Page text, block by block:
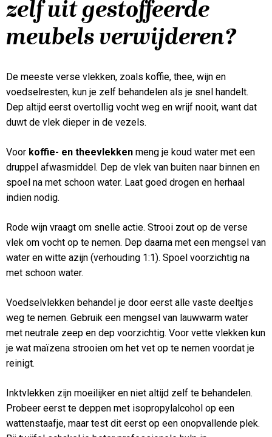
zelf uit gestoffeerde
meubels verwijderen?
De meeste verse vlekken, zoals koffie, thee, wijn en
voedselresten, kun je zelf behandelen als je snel handelt.
Dep altijd eerst overtollig vocht weg en wrijf nooit, want dat
duwt de vlek dieper in de vezels.
Voor koffie- en theevlekken meng je koud water met een
druppel afwasmiddel. Dep de vlek van buiten naar binnen en
spoel na met schoon water. Laat goed drogen en herhaal
indien nodig.
Rode wijn vraagt om snelle actie. Strooi zout op de verse
vlek om vocht op te nemen. Dep daarna met een mengsel van
water en witte azijn (verhouding 1:1). Spoel voorzichtig na
met schoon water.
Voedselvlekken behandel je door eerst alle vaste deeltjes
weg te nemen. Gebruik een mengsel van lauwwarm water
met neutrale zeep en dep voorzichtig. Voor vette vlekken kun
je wat maïzena strooien om het vet op te nemen voordat je
reinigt.
Inktvlekken zijn moeilijker en niet altijd zelf te behandelen.
Probeer eerst te deppen met isopropylalcohol op een
wattenstaafje, maar test dit eerst op een onopvallende plek.